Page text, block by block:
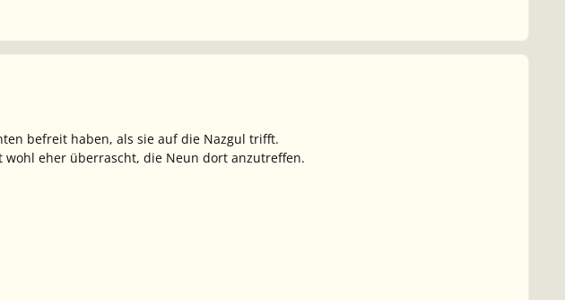
befreit haben, als sie auf die Nazgul trifft.
eher überrascht, die Neun dort anzutreffen.